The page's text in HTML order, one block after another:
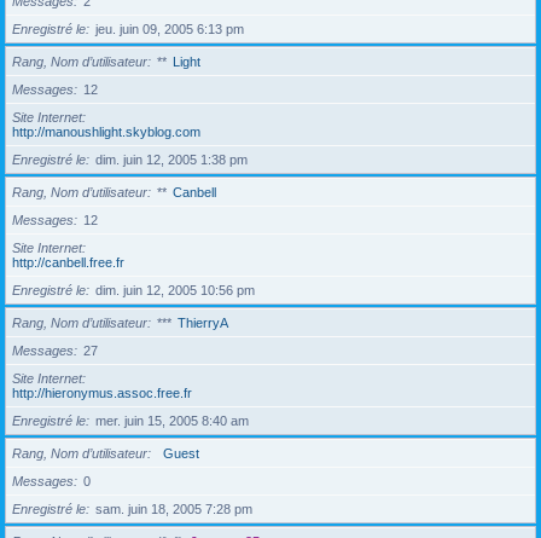
Enregistré le
jeu. juin 09, 2005 6:13 pm
Rang, Nom d’utilisateur ** Light
Messages
12
Site Internet
http://manoushlight.skyblog.com
Enregistré le
dim. juin 12, 2005 1:38 pm
Rang, Nom d’utilisateur ** Canbell
Messages
12
Site Internet
http://canbell.free.fr
Enregistré le
dim. juin 12, 2005 10:56 pm
Rang, Nom d’utilisateur *** ThierryA
Messages
27
Site Internet
http://hieronymus.assoc.free.fr
Enregistré le
mer. juin 15, 2005 8:40 am
Rang, Nom d’utilisateur
Guest
Messages
0
Enregistré le
sam. juin 18, 2005 7:28 pm